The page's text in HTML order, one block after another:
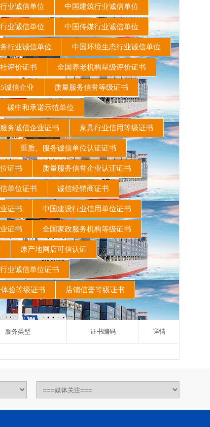
业诚信单位 中国建筑行业诚信单位
业诚信单位 中国传媒行业诚信单位
行业诚信单位 中国环境生态行业诚信单位
评价证书 全国养老机构星级评价证书
诚信企业 质量服务信誉等级证书
碳中和承诺示范单位
务诚信企业证书 家具行业信用等级证书
重质、服务诚信单位认证证书
证书 质量服务信誉企业认证证书
单位证书 诚信经销商证书
业证书 中国建设行业信用单位证书
业证书 全国家政服务机构等级证书
原产地网店可信认证
业诚信单位证书
验等级证书 店铺信誉等级证书
服务类型 证书编码 详情